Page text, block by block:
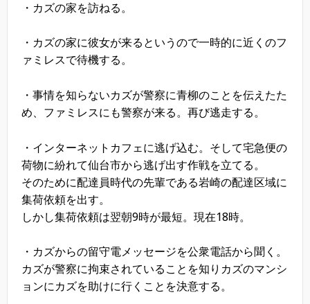
・カズの家を訪ねる。
・カズの家に彼女が来るというので一時的に近くのフ
ァミレスで待機する。
・事情を知らないカズが警察に青柳のことを伝えたた
め、ファミレスにも警察が来る。再び逃走する。
・インターネットカフェに逃げ込む。そして宅急便の
荷物に紛れて仙台市から逃げ出す作戦を立てる。
そのために配達員時代の先輩である岩崎の配達区域に
集荷依頼を出す。
しかし集荷依頼は翌朝9時が最短。現在18時。
・カズからの留守電メッセージを公衆電話から聞く。
カズが警察に拘束されていることを知りカズのマンシ
ョンにカズを助けに行くことを決意する。